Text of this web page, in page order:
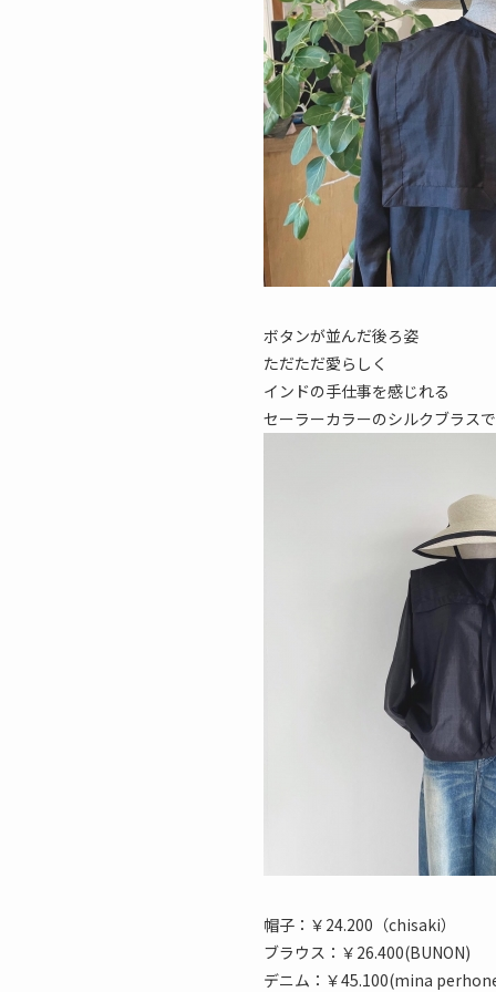
ボタンが並んだ後ろ姿
ただただ愛らしく
インドの手仕事を感じれる
セーラーカラーのシルクブラス
帽子：￥24.200（chisaki）
ブラウス：￥26.400(BUNON)
デニム：￥45.100(mina